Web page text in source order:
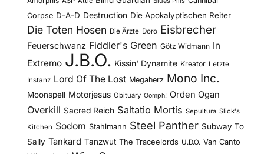
Corpse D-A-D Destruction Die Apokalyptischen Reiter
Die Toten Hosen Die Ärzte Doro Eisbrecher
Feuerschwanz Fiddler's Green Götz Widmann In
Extremo J.B.O. Kissin' Dynamite Kreator Letzte
Instanz Lord Of The Lost Megaherz Mono Inc.
Moonspell Motorjesus Obituary Oomph! Orden Ogan
Overkill Sacred Reich Saltatio Mortis Sepultura Slick's
Kitchen Sodom Stahlmann Steel Panther Subway To
Sally Tankard Tanzwut The Traceelords U.D.O. Van Canto